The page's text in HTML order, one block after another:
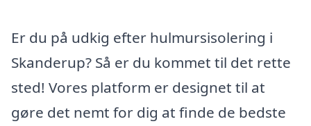
Er du på udkig efter hulmursisolering i
Skanderup? Så er du kommet til det rette
sted! Vores platform er designet til at
gøre det nemt for dig at finde de bedste